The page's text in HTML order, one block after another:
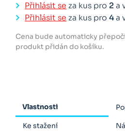
Přihlásit se za kus pro 2a
Přihlásit se za kus pro4a
Cena bude automaticky
produkt přidán do košíku.
Vlastnosti
Ke stažení